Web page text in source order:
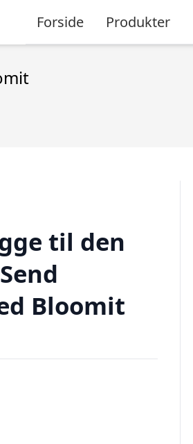
Forside Produkter
til den
Bloomit